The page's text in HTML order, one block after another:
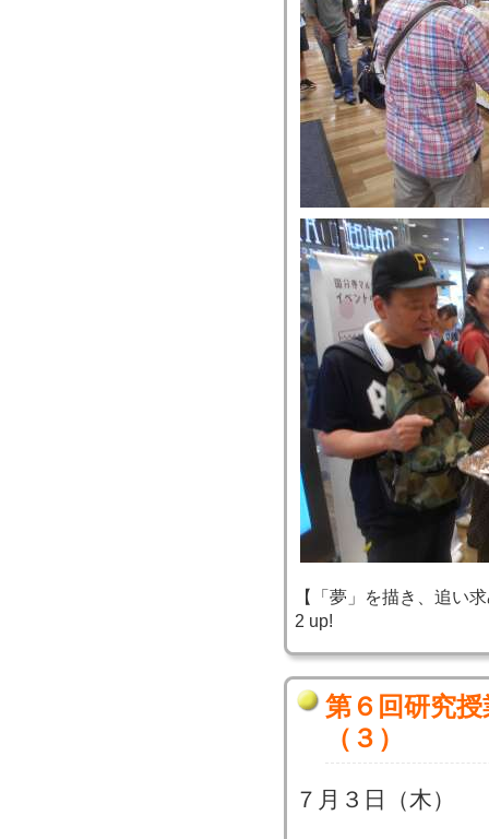
【「夢」を描き、追い
2 up!
第６回研究
（３）
７月３日（木）